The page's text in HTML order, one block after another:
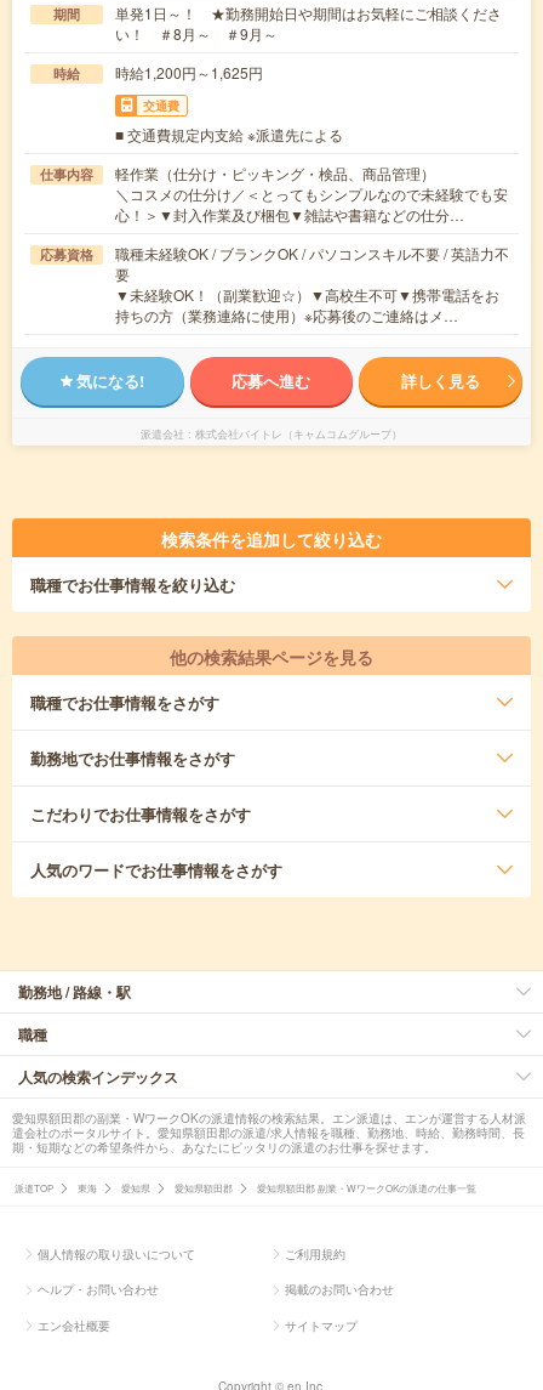
期間
単発1日～！ ★勤務開始日や期間はお気軽にご相談くださ
い！ ＃8月～ ＃9月～
時給 時給1,200円～1,625円
交通費
■ 交通費規定内支給 ※派遣先による
仕事内容
軽作業（仕分け・ピッキング・検品、商品管理）
＼コスメの仕分け／＜とってもシンプルなので未経験でも安
心！＞▼封入作業及び梱包▼雑誌や書籍などの仕分…
応募資格
職種未経験OK / ブランクOK / パソコンスキル不要 / 英語力不
要
▼未経験OK！（副業歓迎☆）▼高校生不可▼携帯電話をお
持ちの方（業務連絡に使用）※応募後のご連絡はメ…
気になる! 応募へ進む 詳しく見る
派遣会社 株式会社バイトレ（キャムコムグループ）
検索条件を追加して絞り込む
職種でお仕事情報を絞り込む
他の検索結果ページを見る
職種でお仕事情報をさがす
勤務地でお仕事情報をさがす
こだわりでお仕事情報をさがす
人気のワードでお仕事情報をさがす
勤務地 / 路線・駅
職種
人気の検索インデックス
愛知県額田郡の副業・WワークOKの派遣情報の検索結果。エン派遣は、エンが運営する人材派
遣会社のポータルサイト。愛知県額田郡の派遣/求人情報を職種、勤務地、時給、勤務時間、長
期・短期などの希望条件から、あなたにピッタリの派遣のお仕事を探せます。
派遣TOP 東海 愛知県 愛知県額田郡 愛知県額田郡 副業・WワークOKの派遣の仕事一覧
個人情報の取り扱いについて ご利用規約
ヘルプ・お問い合わせ 掲載のお問い合わせ
エン会社概要 サイトマップ
Copyright © en Inc.